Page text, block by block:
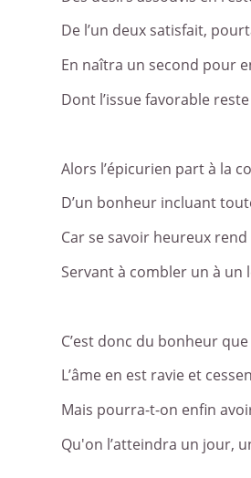
De l’un deux satisfait,
En naîtra un second pour
Dont l’issue favorable
Alors l’épicurien part à la
D’un bonheur incluant
Car se savoir heureux
Servant à combler un à un
C’est donc du bonheur
L’âme en est ravie et
Mais pourra-t-on enfin
Qu'on l’atteindra un jour,